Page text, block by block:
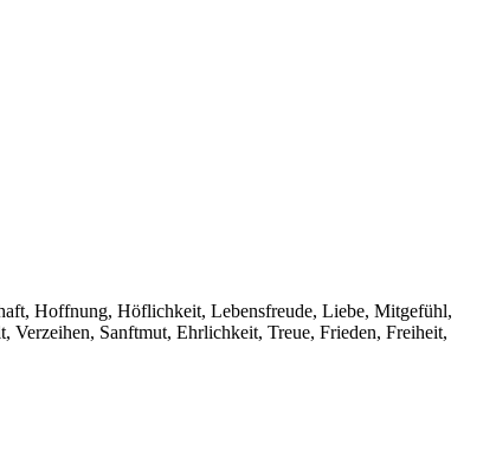
Hoffnung, Höflichkeit, Lebensfreude, Liebe, Mitgefühl,
Verzeihen, Sanftmut, Ehrlichkeit, Treue, Frieden, Freiheit,